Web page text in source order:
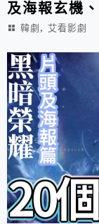
及海報玄機
韓劇 , 艾看影劇